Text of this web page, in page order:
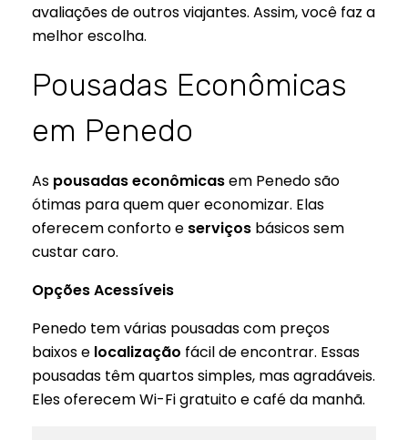
avaliações de outros viajantes. Assim, você faz a
melhor escolha.
Pousadas Econômicas
em Penedo
As pousadas econômicasem Penedo são
ótimas para quem quer economizar. Elas
oferecem conforto e serviços básicos sem
custar caro.
Opções Acessíveis
Penedo tem várias pousadas com preços
baixos e localização fácil de encontrar. Essas
pousadas têm quartos simples, mas agradáveis.
Eles oferecem Wi-Fi gratuito e café da manhã.